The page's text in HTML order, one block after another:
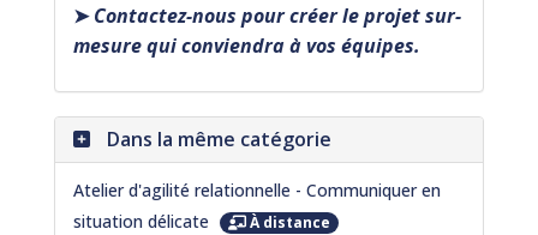
➤Contactez-nous pour créer le projet sur-
mesure qui conviendra à vos équipes.
Dans la même catégorie
Atelier d'agilité relationnelle - Communiquer en
situation délicate
À distance